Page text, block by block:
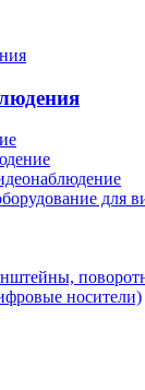
для
носители)